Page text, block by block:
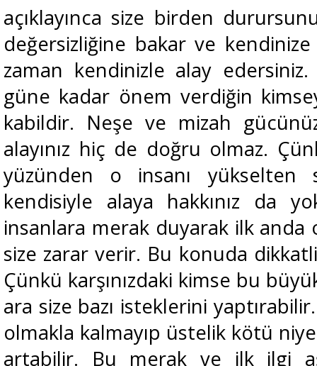
açıklayınca size birden
değersizliğine bakar ve kendinize
zaman kendinizle alay
güne kadar önem verdiğin
kabildir. Neşe ve mizah
alayınız hiç de doğru olmaz.
yüzünden o insanı yükselten
kendisiyle alaya hakkınız da
insanlara merak duyarak ilk anda
size zarar verir. Bu konuda
Çünkü karşınızdaki kimse bu
ara size bazı isteklerini
olmakla kalmayıp üstelik kötü
artabilir. Bu merak ve ilk ilgi